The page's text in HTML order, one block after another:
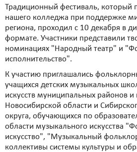
Традиционный фестиваль, который
нашего колледжа при поддержке
региона, проходил с 10 декабря в
формате. Участники представили
номинациях "Народный театр" и
исполнительство".
К участию приглашались
учащихся детских музыкальных
искусств муниципальных районов и
Новосибирской области и
округа, обучающихся по
области музыкального искусства
искусство", "Музыкальный
коллективы системы культуры и